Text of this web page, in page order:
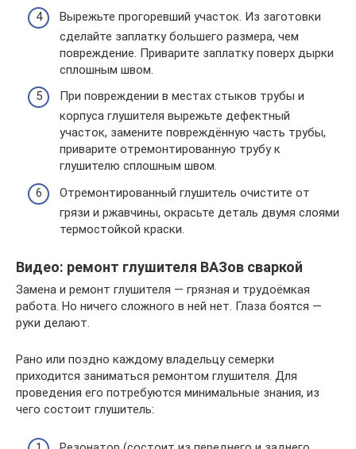
Вырежьте прогоревший участок. Из заготовки
сделайте заплатку большего размера, чем
повреждение. Приварите заплатку поверх дырки
сплошным швом.
При повреждении в местах стыков трубы и
корпуса глушителя вырежьте дефектный
участок, замените повреждённую часть трубы,
приварите отремонтированную трубу к
глушителю сплошным швом.
Отремонтированный глушитель очистите от
грязи и ржавчины, окрасьте деталь двумя слоями
термостойкой краски.
Видео: ремонт глушителя ВАЗов сваркой
Замена и ремонт глушителя — грязная и трудоёмкая
работа. Но ничего сложного в ней нет. Глаза боятся —
руки делают.
Рано или поздно каждому владельцу семерки
приходится заниматься ремонтом глушителя. Для
проведения его потребуются минимальные знания, из
чего состоит глушитель: